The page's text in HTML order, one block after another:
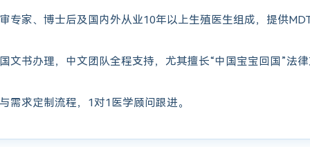
专家、博士后及国内外从业10年以上生殖医生组成，提供
文书办理，中文团队全程支持，尤其擅长“中国宝宝回国”法
需求定制流程，1对1医学顾问跟进。